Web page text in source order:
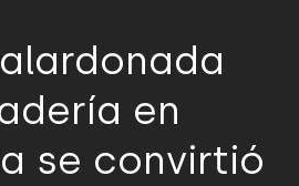
en
se convirtió